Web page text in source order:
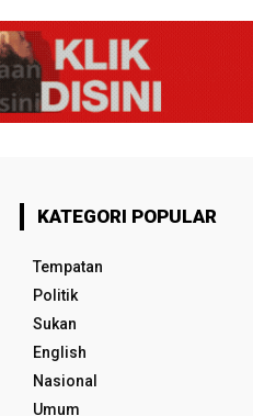
KATEGORI POPULAR
Tempatan
Politik
Sukan
English
Nasional
Umum